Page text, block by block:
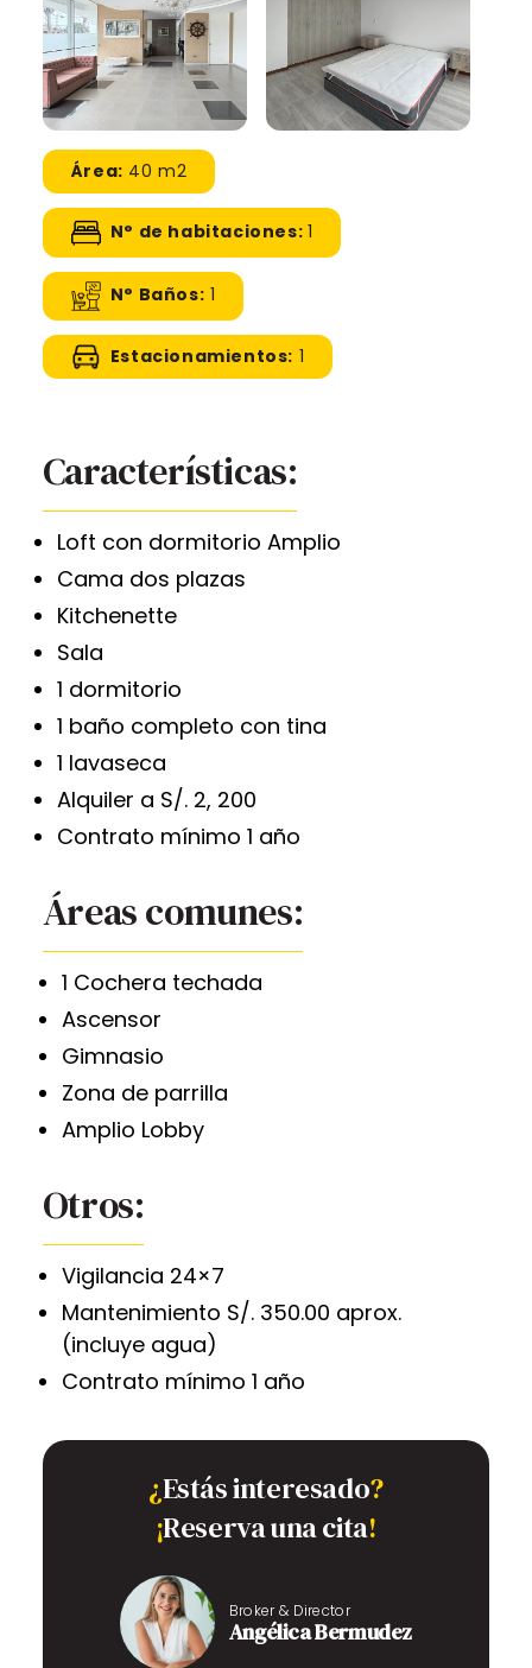
Área: 40 m2
N° de habitaciones: 1
N° Baños: 1
Estacionamientos: 1
Características:
Loft con dormitorio Amplio
Cama dos plazas
Kitchenette
Sala
1 dormitorio
1 baño completo con tina
1 lavaseca
Alquiler a S/. 2, 200
Contrato mínimo 1 año
Áreas comunes:
1 Cochera techada
Ascensor
Gimnasio
Zona de parrilla
Amplio Lobby
Otros:
Vigilancia 24×7
Mantenimiento S/. 350.00 aprox.
(incluye agua)
Contrato mínimo 1 año
¿Estás interesado?
¡Reserva una cita!
Broker & Director
Angélica Bermudez